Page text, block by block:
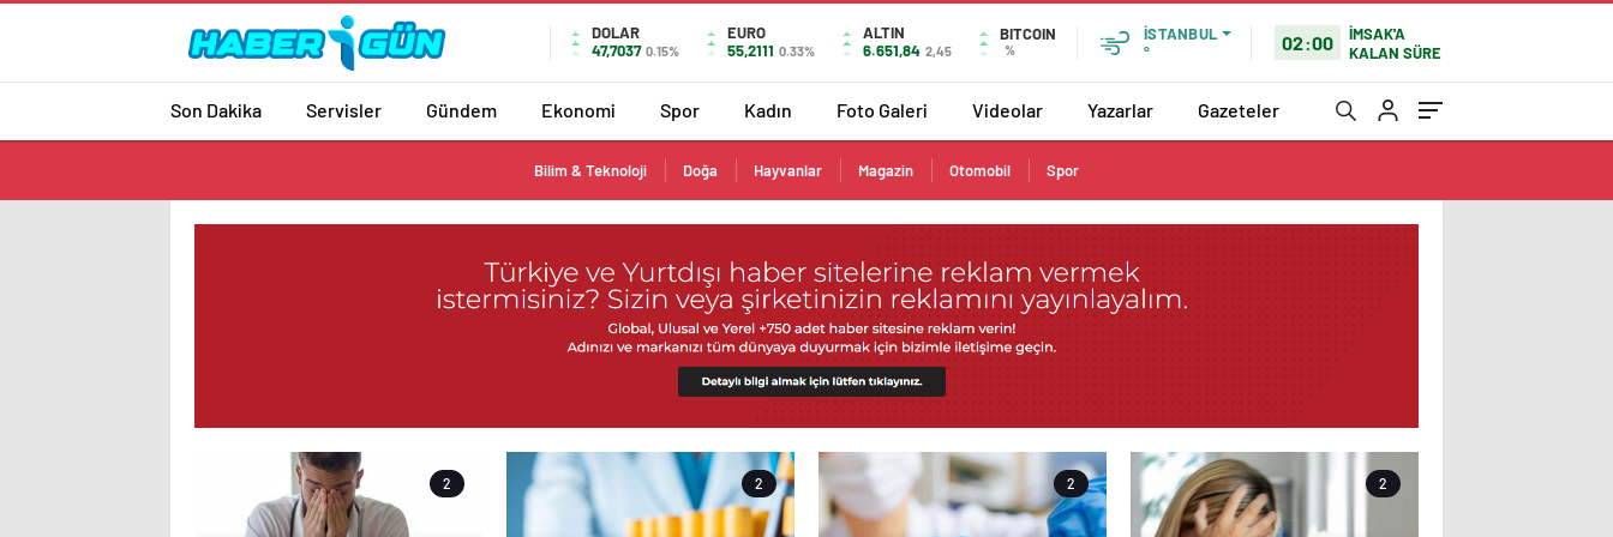
DOLAR
47,7037 0.15%
EURO
55,2111 0.33%
ALTIN
6.651,84 2,45
BITCOIN
%
İSTANBUL
°
02:00
İMSAK'A
KALAN SÜRE
Son Dakika Servisler Gündem Ekonomi Spor Kadın Foto Galeri Videolar Yazarlar Gazeteler
Bilim & Teknoloji Doğa Hayvanlar Magazin Otomobil Spor
2 2 2 2